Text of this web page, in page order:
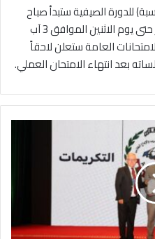
للدورة الصيفية ستبدأ صباح
يوم الأحد الموافق 26 تموز، وتستمر حتى يوم الاثنين الموافق 3 آب
العامة ستعلن لاحقاً
بعد انتهاء الامتحان العملي.